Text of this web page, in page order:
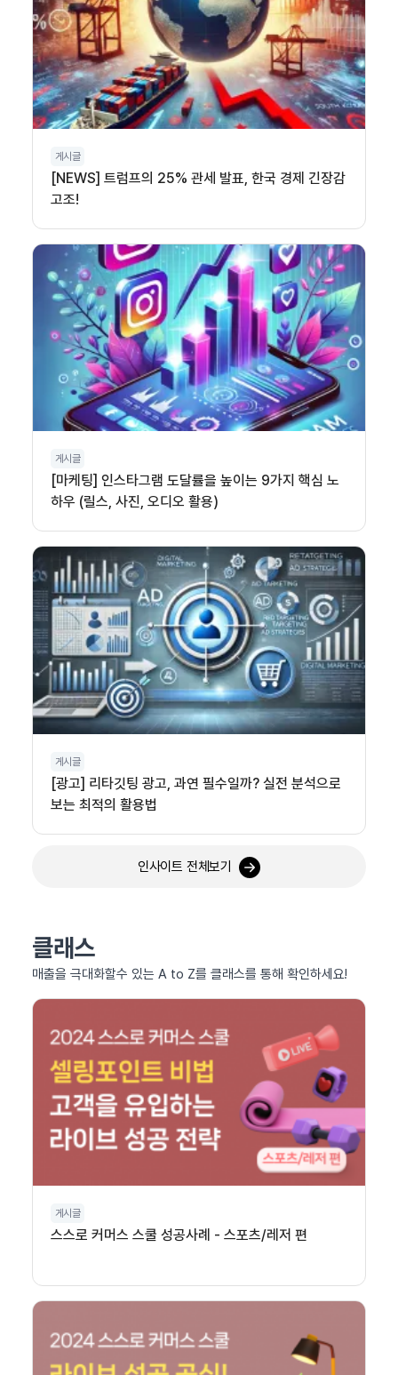
게시글
[NEWS] 트럼프의 25% 관세 발표, 한국 경제 긴장감
고조!
게시글
[마케팅] 인스타그램 도달률을 높이는 9가지 핵심 노
하우 (릴스, 사진, 오디오 활용)
게시글
[광고] 리타깃팅 광고, 과연 필수일까? 실전 분석으로
보는 최적의 활용법
인사이트 전체보기
클래스
매출을 극대화할수 있는 A to Z를 클래스를 통해 확인하세요!
게시글
스스로 커머스 스쿨 성공사례 - 스포츠/레저 편